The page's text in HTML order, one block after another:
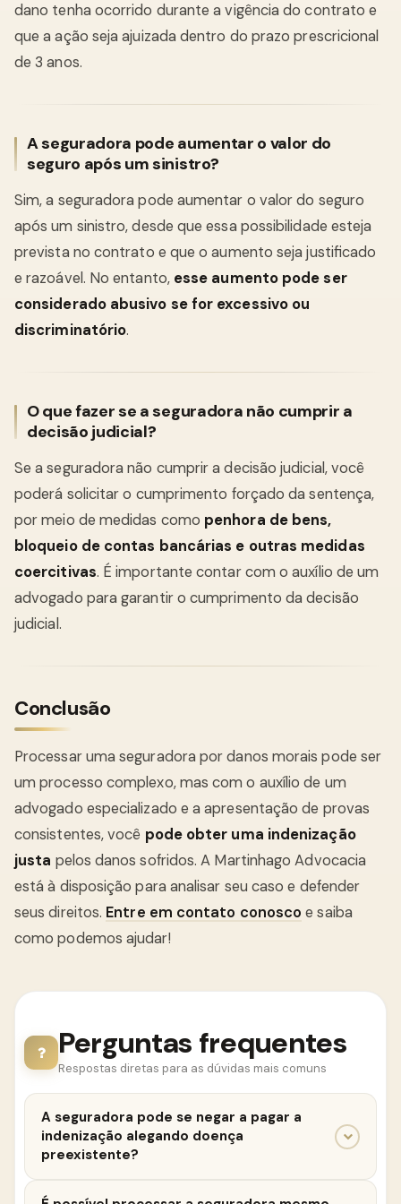
dano tenha ocorrido durante a vigência do contrato e
que a ação seja ajuizada dentro do prazo prescricional
de 3 anos.
A seguradora pode aumentar o valor do
seguro após um sinistro?
Sim, a seguradora pode aumentar o valor do seguro
após um sinistro, desde que essa possibilidade esteja
prevista no contrato e que o aumento seja justificado
e razoável. No entanto, esse aumento pode ser
considerado abusivo se for excessivo ou
discriminatório.
O que fazer se a seguradora não cumprir a
decisão judicial?
Se a seguradora não cumprir a decisão judicial, você
poderá solicitar o cumprimento forçado da sentença,
por meio de medidas como penhora de bens,
bloqueio de contas bancárias e outras medidas
coercitivas. É importante contar com o auxílio de um
advogado para garantir o cumprimento da decisão
judicial.
Conclusão
Processar uma seguradora por danos morais pode ser
um processo complexo, mas com o auxílio de um
advogado especializado e a apresentação de provas
consistentes, você pode obter uma indenização
justa pelos danos sofridos. A Martinhago Advocacia
está à disposição para analisar seu caso e defender
seus direitos. Entre em contato conosco e saiba
como podemos ajudar!
Perguntas frequentes
Respostas diretas para as dúvidas mais comuns
A seguradora pode se negar a pagar a
indenização alegando doença
preexistente?